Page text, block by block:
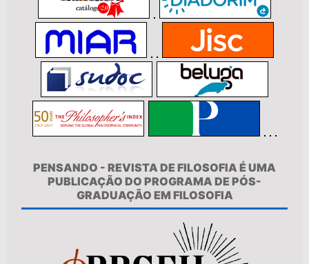
PENSANDO - REVISTA DE FILOSOFIA É UMA
PUBLICAÇÃO DO PROGRAMA DE PÓS-
GRADUAÇÃO EM FILOSOFIA